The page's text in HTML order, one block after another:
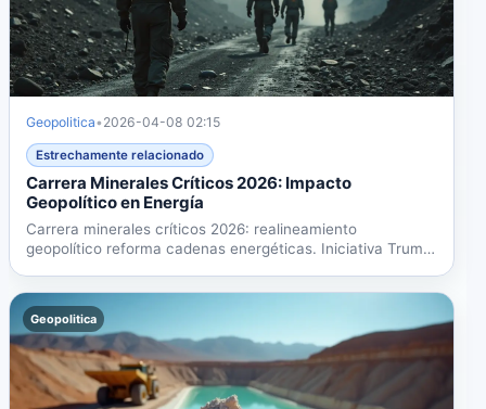
Geopolitica• 2026-04-08 02:15
Estrechamente relacionado
Carrera Minerales Críticos 2026: Impacto
Geopolítico en Energía
Carrera minerales críticos 2026: realineamiento
geopolítico reforma cadenas energéticas. Iniciativa Trump
Geopolitica